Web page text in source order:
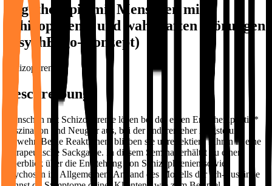
Ergotherapie mit Menschen mit
Schizophrenie und wahnhaften Störungen
(PsychErgo-Konzept)
Schizophrenie
Beschreibung
Menschen mit Schizophrenie lösen bei der einen Ergotherapeutin*
Faszination und Neugier aus, bei der anderen eher Ängste und
Abwehr. Beide Reaktionen, blieben sie unreflektiert, führen in eine
therapeutische Sackgasse. In diesem Seminar erhältst du einen
Überblick über die Entstehung von Schizophrenien sowie
Psychosen im Allgemeinen. Anhand des Modells der Ich-Zustände